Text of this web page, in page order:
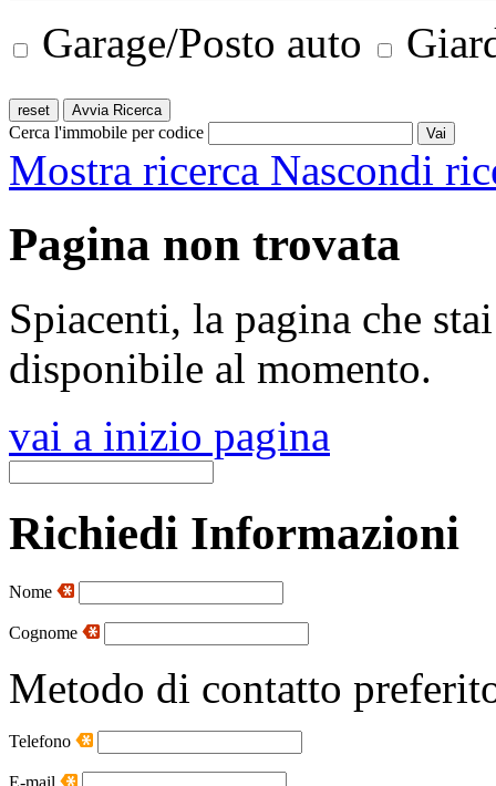
Garage/Posto auto
Cerca l'immobile per codice
Mostra ricerca Nascondi
Pagina non trovata
Spiacenti, la pagina che
disponibile al momento.
vai a inizio pagina
Richiedi Informazioni
Nome
Cognome
Metodo di contatto
Telefono